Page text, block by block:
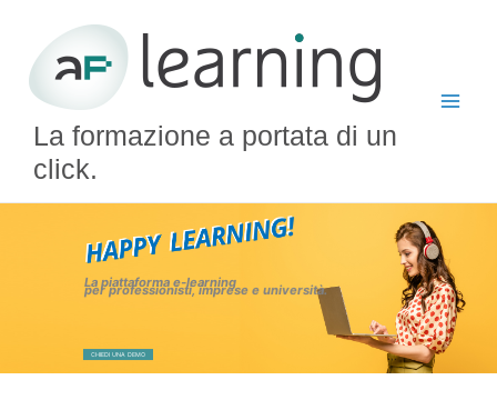
contenuto
La formazione a portata di un
click.
La piattaforma e-learning
per professionisti, imprese e università.
CHIEDI UNA DEMO